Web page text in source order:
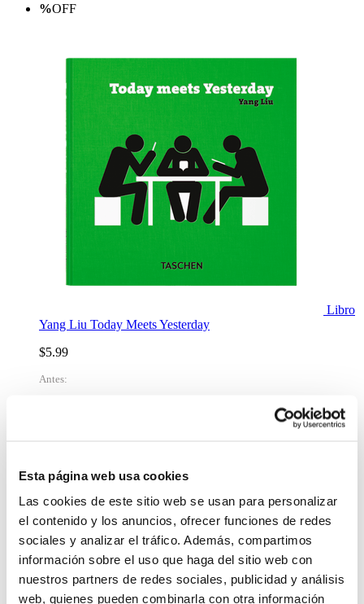
Esta página web usa cookies
Las cookies de este sitio web se usan para personalizar
el contenido y los anuncios, ofrecer funciones de redes
sociales y analizar el tráfico. Además, compartimos
información sobre el uso que haga del sitio web con
nuestros partners de redes sociales, publicidad y análisis
web, quienes pueden combinarla con otra información
%OFF
Libro
Yang Liu Today Meets Yesterday
$5.99
Antes: